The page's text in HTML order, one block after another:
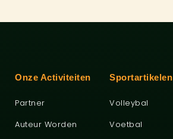
Onze Activiteiten
Partner
Auteur Worden
Sportartikelen
Volleybal
Voetbal